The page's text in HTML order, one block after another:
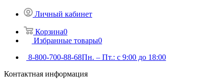
Личный кабинет
Корзина0
Избранные товары0
8-800-700-88-68Пн. – Пт.: с 9:00 до 18:00
Контактная информация